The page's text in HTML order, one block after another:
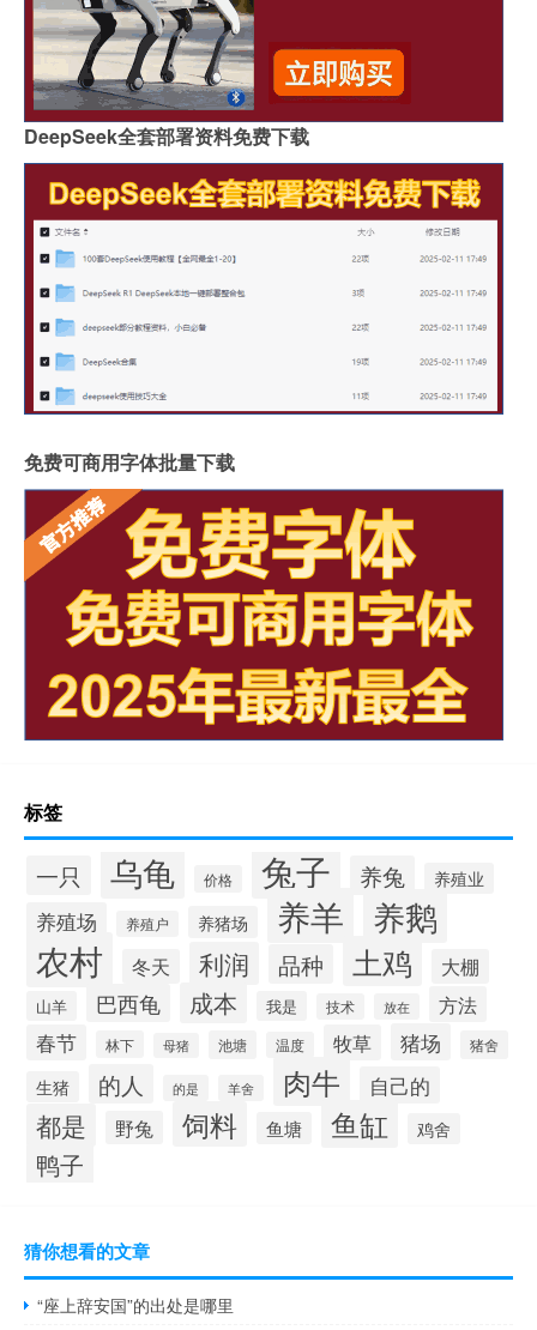
DeepSeek全套部署资料免费下载
免费可商用字体批量下载
标签
一只 乌龟 价格 兔子 养兔 养殖业
养殖场 养殖户 养猪场 养羊 养鹅
农村 冬天 利润 品种 土鸡 大棚
山羊 巴西龟 成本 我是 技术 放在
方法
春节
林下 母猪 池塘 温度 牧草 猪场 猪舍
生猪 的人 的是 羊舍 肉牛 自己的
都是 野兔 饲料 鱼塘 鱼缸 鸡舍
鸭子
猜你想看的文章
“座上辞安国”的出处是哪里